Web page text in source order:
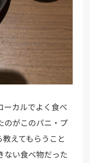
ーカルでよく食べ
のがこのパニ・プ
えてもらうこと
ない食べ物だった